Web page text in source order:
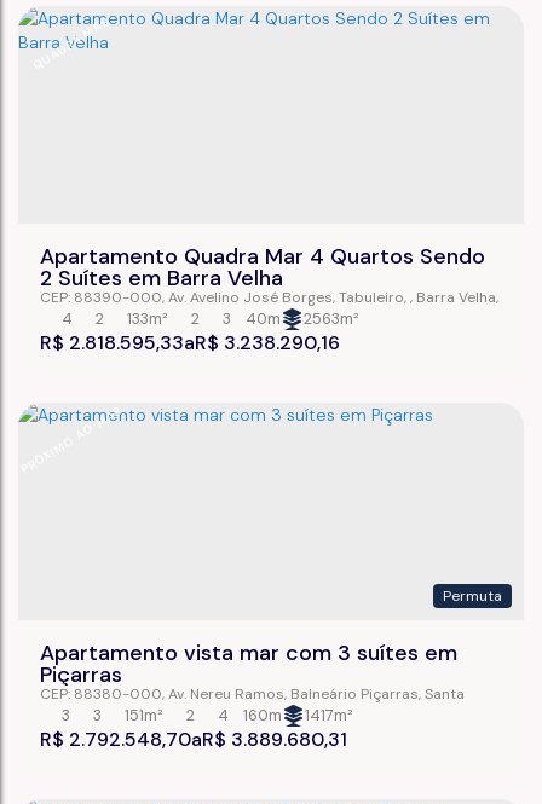
QUADRA MAR
Apartamento Quadra Mar 4 Quartos Sendo
2 Suítes em Barra Velha
R$ 2.818.595,33 R$ 3.238.290,16
CEP: 88390-000,Av. Avelino José Borges,Tabuleiro , Barra Velha,
Santa Catarina,Brasil
4 3
133m²
2 2 40m 2563m²
PRÓXIMO AO MAR
Permuta
Apartamento vista mar com 3 suítes em
Piçarras
R$ 2.792.548,70 R$ 3.889.680,31
CEP: 88380-000,Av. Nereu Ramos, Balneário Piçarras,Santa
Catarina
Brasil
3 4
151m²
3 2 160m 1417m²